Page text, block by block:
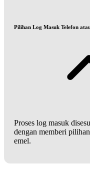
Pilihan Log Masuk Telefon
Proses log masuk
dengan memberi
emel.